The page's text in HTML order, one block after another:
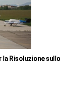
la Risoluzione sullo